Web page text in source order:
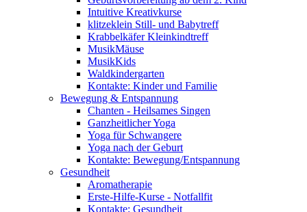
Intuitive Kreativkurse
klitzeklein Still- und Babytreff
Krabbelkäfer Kleinkindtreff
MusikMäuse
MusikKids
Waldkindergarten
Kontakte: Kinder und Familie
Bewegung & Entspannung
Chanten - Heilsames Singen
Ganzheitlicher Yoga
Yoga für Schwangere
Yoga nach der Geburt
Kontakte: Bewegung/Entspannung
Gesundheit
Aromatherapie
Erste-Hilfe-Kurse - Notfallfit
Kontakte: Gesundheit